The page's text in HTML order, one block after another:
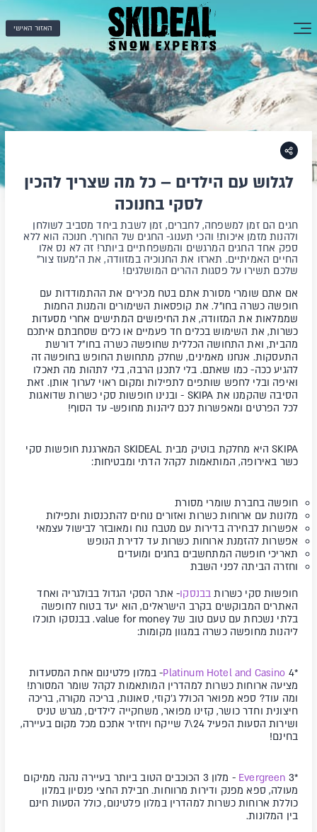
האזור האישי
לגלוש עם הילדים – כל מה שצריך להכין
לסקי בחנוכה
חגים הם זמן למשפחה, לחברים, זמן לשבת ביחד מסביב לשולחן
ולהנות מזמן איכות! והכי תענוג- החגים של החורף. חנוכה הוא ללא
ספק אחד החגים המרגשים והמשפחתיים ביותר! זה לא נס אלו
החיים האמיתיים. תארזו את החנוכיה במזוודה, את ה"מעוז צור"
שלכם תשירו על פסגות ההרים המושלגים!
אם אתם שומרי מסורת אתם בטח מכירים את ההתמודדות עם
חופשה כשרה בחו"ל. את קופסאות השימורים והמנות החמות
שממלאות את המזוודה, את החיפושים המתישים אחרי מסעדות
כשרות, את השימוש בכלים חד פעמיים או כלים שסחבתם איתכם
מהבית, ואת התחושה הכללית שחופשה כשרה בחו"ל דורשת
התעסקות. אנחנו מאמינים, שחלק מתחושת החופש בחופשה זה
להגיע ככה- כמו שאתם. בלי לתכנן הרבה, בלי לתהות מה תאכלו
ואיפה ובלי לחפש שותפים לתפילות ומקום ראוי לערוך אותן. זאת
הסיבה שהקמנו את SKIPA - ובנינו חופשות סקי כשרות שדואגות
לכל הפרטים ומאפשרות לכם ליהנות מחופש- עד הסוף!
SKIPA
היא מחלקת בוטיק מבית SKIDEAL המארגנת חופשות סקי
כשר באירופה, המותאמות לקהל הדתי ומבטיחות:
חופשה בחברת שומרי מסורת
מלונות עם ארוחות כשרות ואזורים נוחים להתכנסות ותפילות
אפשרות לבחירה בדירות עם מטבח נוח ומאובזר לבישול עצמאי
אפשרות להזמנת ארוחות כשרות עד לדירת הנופש
תאריכי חופשה המתחשבים בחגים ומועדים
וחזרה הביתה לפני השבת
חופשות סקי כשרות בבנסקו- אתר הסקי הגדול בבולגריה ואחד
האתרים המבוקשים בקרב הישראלים, הוא יעד בטוח לחופשה
בלתי נשכחת עם טעם טוב של value for money. בבנסקו תוכלו
ליהנות מחופשה כשרה במגוון מקומות:
*
Platinum Hotel and Casino 4
- במלון פלטינום אחת המסעדות
מציעה ארוחות כשרות למהדרין המותאמות לקהל שומר המסורת!
ומה עוד? ספא מפואר הכולל ג'קוזי, סאונות, בריכה מקורה, בריכה
חיצונית וחדר כושר, קזינו מפואר, משחקייה לילדים, מגרש טניס
ושירות הסעות הפעיל 24\7 שייקח ויחזיר אתכם מכל מקום בעיירה,
בחינם!
*
Evergreen 3 -
מלון 3 הכוכבים הטוב ביותר בעיירה נהנה ממיקום
מעולה, ספא מפנק ודירות מרווחות. חבילת החצי פנסיון במלון
כוללת ארוחות כשרות למהדרין במלון פלטינום, כולל הסעות חינם
בין המלונות.